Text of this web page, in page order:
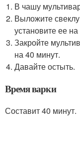
В чашу
Выложите
установите ее
Закройте
на 40 минут.
Давайте остыть.
Время варки
Составит 40 минут.